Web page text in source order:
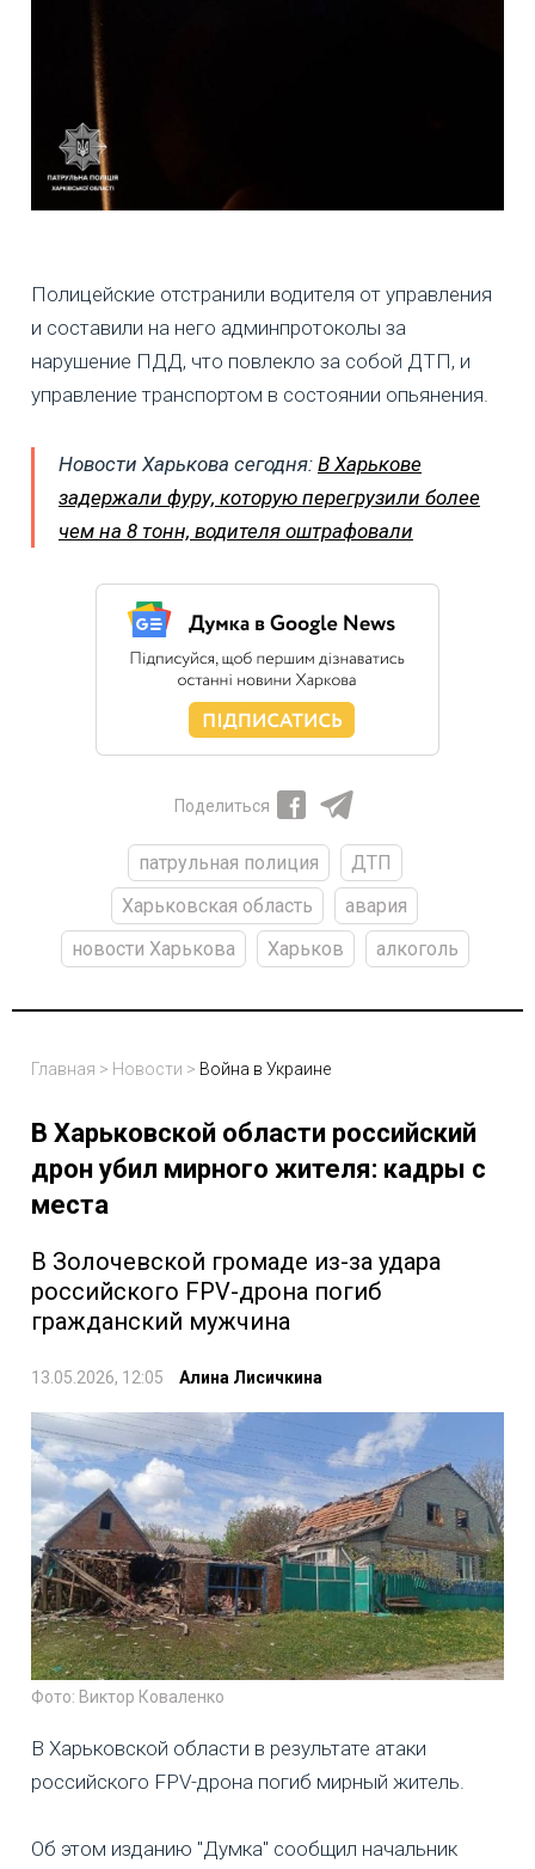
Полицейские отстранили водителя от управления
и составили на него админпротоколы за
нарушение ПДД, что повлекло за собой ДТП, и
управление транспортом в состоянии опьянения.
Новости Харькова сегодня: В Харькове
задержали фуру, которую перегрузили более
чем на 8 тонн, водителя оштрафовали
Поделиться
патрульная полиция
ДТП
Харьковская область
авария
новости Харькова
Харьков алкоголь
Главная > Новости > Война в Украине
В Харьковской области российский
дрон убил мирного жителя: кадры с
места
В Золочевской громаде из-за удара
российского FPV-дрона погиб
гражданский мужчина
13.05.2026, 12:05 Алина Лисичкина
Фото: Виктор Коваленко
В Харьковской области в результате атаки
российского FPV-дрона погиб мирный житель.
Об этом изданию "Думка" сообщил начальник